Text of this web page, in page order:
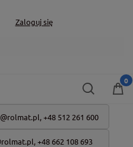
Zaloguj się
+48 512 261 600
,+48 662 108 693